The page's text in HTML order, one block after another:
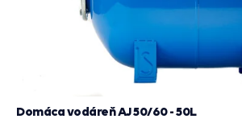
Domáca vodáreň AJ 50/60 - 50L